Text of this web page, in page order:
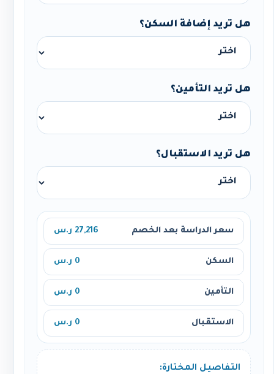
هل تريد إضافة السكن؟
هل تريد التأمين؟
هل تريد الاستقبال؟
سعر الدراسة بعد الخصم 27,216 ر.س
السكن 0 ر.س
التأمين 0 ر.س
الاستقبال 0 ر.س
التفاصيل المختارة: